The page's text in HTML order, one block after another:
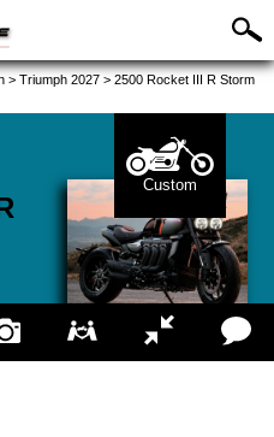
> Triumph 2027 > 2500 Rocket III R Storm
Custom